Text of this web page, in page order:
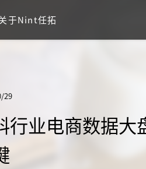
于Nint任拓
29
行业电商数据大